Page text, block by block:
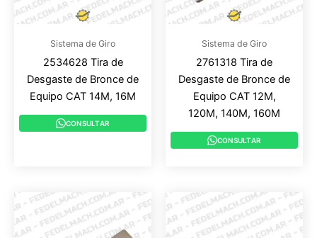
Sistema de Giro
2534628 Tira de
Desgaste de Bronce de
Equipo CAT 14M, 16M
CONSULTAR
Sistema de Giro
2761318 Tira de
Desgaste de Bronce de
Equipo CAT 12M,
120M, 140M, 160M
CONSULTAR